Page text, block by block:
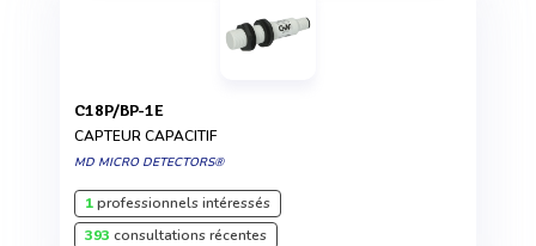
C18P/BP-1E
CAPTEUR CAPACITIF
MD MICRO DETECTORS®
1professionnels intéressés
393 consultations récentes